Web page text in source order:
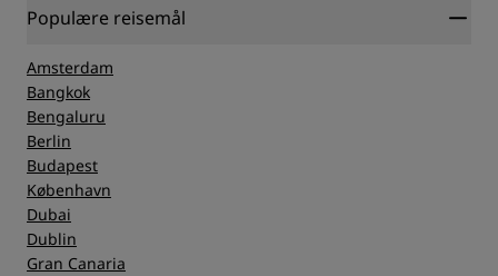
Populære reisemål
Amsterdam
Bangkok
Bengaluru
Berlin
Budapest
København
Dubai
Dublin
Gran Canaria